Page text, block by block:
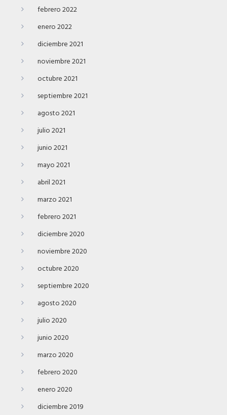
febrero 2022
enero 2022
diciembre 2021
noviembre 2021
octubre 2021
septiembre 2021
agosto 2021
julio 2021
junio 2021
mayo 2021
abril 2021
marzo 2021
febrero 2021
diciembre 2020
noviembre 2020
octubre 2020
septiembre 2020
agosto 2020
julio 2020
junio 2020
marzo 2020
febrero 2020
enero 2020
diciembre 2019